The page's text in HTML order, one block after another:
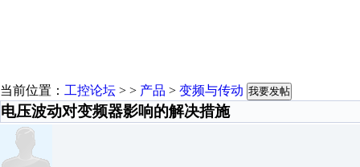
当前位置： 工控论坛 > > 产品 > 变频与传动 我要发帖
电压波动对变频器影响的解决措施